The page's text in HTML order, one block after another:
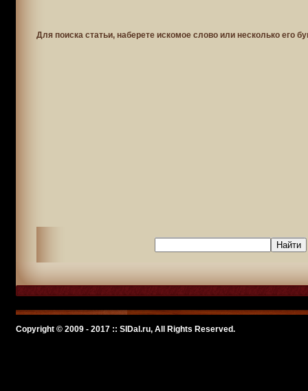
Для поиска статьи, наберете искомое слово или несколько его
Copyright © 2009 - 2017 :: SlDal.ru, All Rights Reserved.